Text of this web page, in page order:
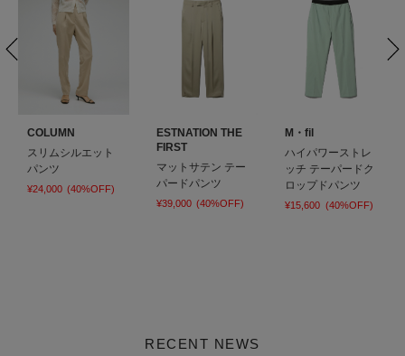
COLUMN
スリムシルエット
パンツ
¥24,000 (40%OFF)
ESTNATION THE
FIRST
マットサテン テー
パードパンツ
¥39,000 (40%OFF)
M・fil
ハイパワーストレ
ッチ テーパードク
ロップドパンツ
¥15,600 (40%OFF)
RECENT NEWS